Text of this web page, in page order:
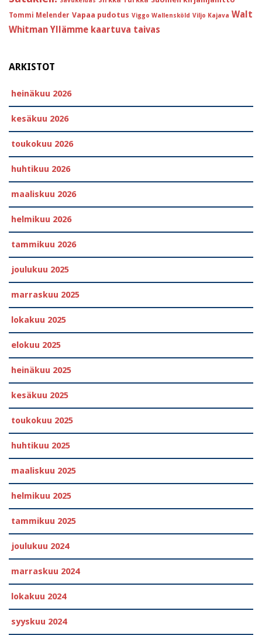
Tommi Melender Vapaa pudotus Viggo Wallensköld Viljo Kajava Walt
Whitman Yllämme kaartuva taivas
ARKISTOT
heinäkuu 2026
kesäkuu 2026
toukokuu 2026
huhtikuu 2026
maaliskuu 2026
helmikuu 2026
tammikuu 2026
joulukuu 2025
marraskuu 2025
lokakuu 2025
elokuu 2025
heinäkuu 2025
kesäkuu 2025
toukokuu 2025
huhtikuu 2025
maaliskuu 2025
helmikuu 2025
tammikuu 2025
joulukuu 2024
marraskuu 2024
lokakuu 2024
syyskuu 2024